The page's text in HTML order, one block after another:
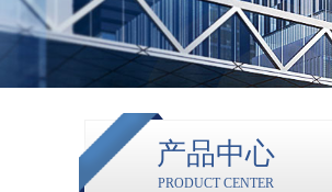
产品中心
PRODUCT CENTER